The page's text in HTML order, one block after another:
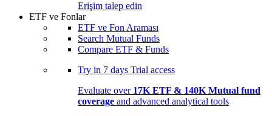
Erişim talep edin
ETF ve Fonlar
ETF ve Fon Araması
Search Mutual Funds
Compare ETF & Funds
Try in 7 days Trial access
Evaluate over 17K ETF & 140K Mutual fund
coverage and advanced analytical tools